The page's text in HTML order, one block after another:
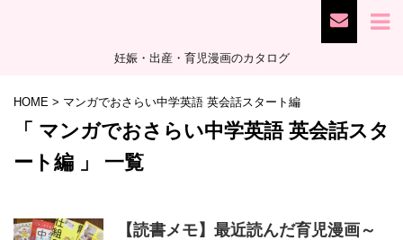
妊娠・出産・育児漫画のカタログ
HOME > マンガでおさらい中学英語 英会話スタート編
「 マンガでおさらい中学英語 英会話スタ
ート編 」 一覧
【読書メモ】最近読んだ育児漫画～